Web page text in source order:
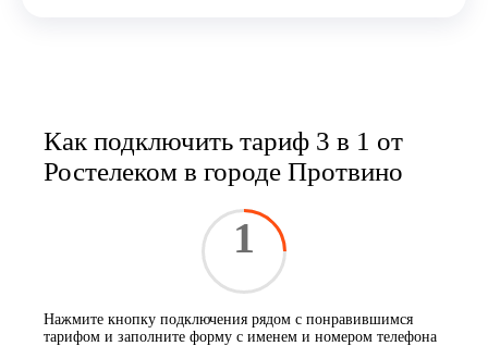
Как подключить тариф 3 в 1 от
Ростелеком в городе Протвино
1
Нажмите кнопку подключения рядом с понравившимся
тарифом и заполните форму с именем и номером телефона